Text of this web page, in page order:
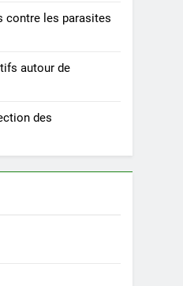
contre les parasites
autour de
des